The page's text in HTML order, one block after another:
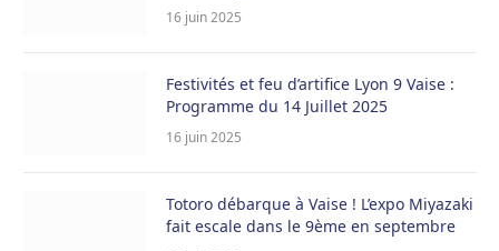
16 juin 2025
Festivités et feu d’artifice Lyon 9 Vaise :
Programme du 14 Juillet 2025
16 juin 2025
Totoro débarque à Vaise ! L’expo Miyazaki
fait escale dans le 9ème en septembre